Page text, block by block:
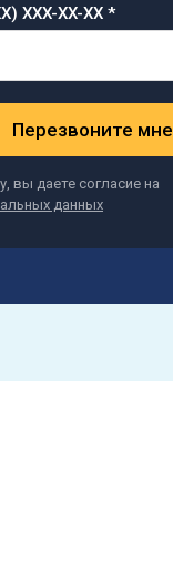
XXX-XX-XX *
Перезвоните мне
вы даете согласие на
данных